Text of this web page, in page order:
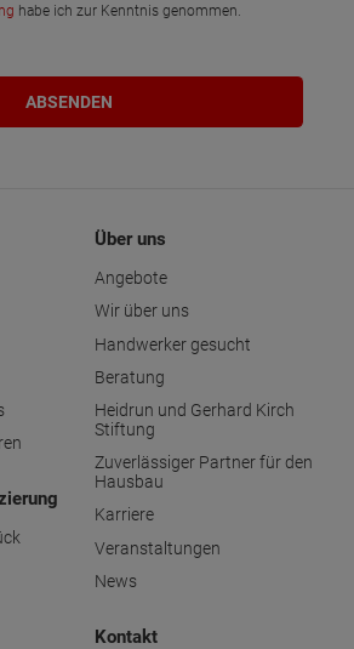
habe ich zur Kenntnis genommen.
Über uns
Angebote
Wir über uns
Handwerker gesucht
Beratung
Heidrun und Gerhard Kirch
Stiftung
Zuverlässiger Partner für den
Hausbau
Karriere
Veranstaltungen
News
Kontakt